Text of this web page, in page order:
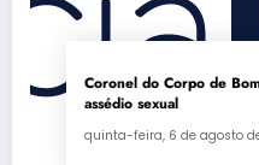
Coronel do Corpo de
assédio sexual
quinta-feira, 6 de agosto